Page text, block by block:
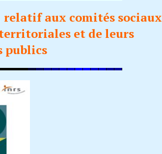
relatif aux comités sociaux
et de leurs
publics